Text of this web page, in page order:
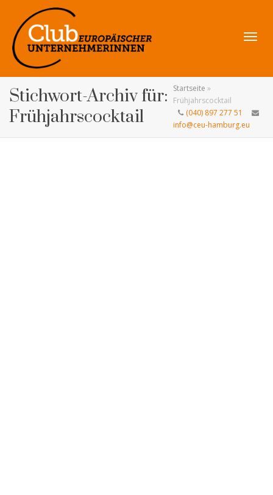
Stichwort-Archiv für:
Frühjahrscocktail
Startseite »
Frühjahrscocktail
(040) 897 277 51
info@ceu-hamburg.eu